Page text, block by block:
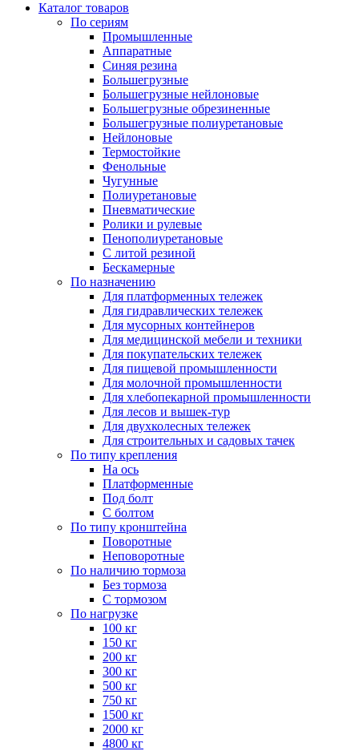
Каталог товаров
По сериям
Промышленные
Аппаратные
Синяя резина
Большегрузные
Большегрузные нейлоновые
Большегрузные обрезиненные
Большегрузные полиуретановые
Нейлоновые
Термостойкие
Фенольные
Чугунные
Полиуретановые
Пневматические
Ролики и рулевые
Пенополиуретановые
С литой резиной
Бескамерные
По назначению
Для платформенных тележек
Для гидравлических тележек
Для мусорных контейнеров
Для медицинской мебели и техники
Для покупательских тележек
Для пищевой промышленности
Для молочной промышленности
Для хлебопекарной промышленности
Для лесов и вышек-тур
Для двухколесных тележек
Для строительных и садовых тачек
По типу крепления
На ось
Платформенные
Под болт
С болтом
По типу кронштейна
Поворотные
Неповоротные
По наличию тормоза
Без тормоза
С тормозом
По нагрузке
100 кг
150 кг
200 кг
300 кг
500 кг
750 кг
1500 кг
2000 кг
4800 кг